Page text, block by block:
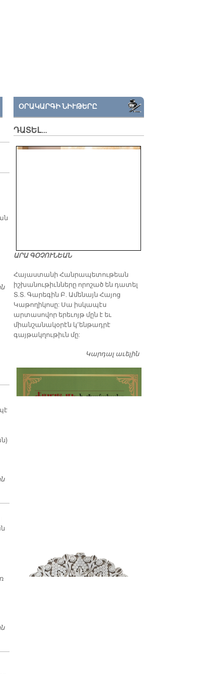
ԵՒՐՈՊԱՀԱՅ ԿԵԱՆՔԷ ՆԵՐՍ ՆՈՐ ՍԵՐՈՒՆԴԸ ՆԵՐԳՐԱՒԵԼՈՒ
ՈՒՂՂԵԱԼ ԾՐԱԳՐԵՐ ԿԸ ՄՇԱԿՈՒԻՆ
ՆՈՐ ԸՆԴՈՒՆԵԼՈՒԹԻՒՆ
ԱՆՍԱԿԱՐԿ, ԼԻԱՐԺԷՔ ԵՒ ՍՐՏԱԲՈՒԽ
ՕՐԱԿԱՐԳԻ ՆԻՒԹԵՐԸ
ԴԱՏԵԼ…
ԱՐԱ ԳՕՉՈՒՆԵԱՆ
​Հայաստանի Հանրապետութեան
իշխանութիւնները որոշած են դատել
Տ.Տ. Գարեգին Բ. Ամենայն Հայոց
Կաթողիկոսը: Սա իսկապէս
արտասովոր երեւոյթ մըն է եւ
միանշանակօրէն կ՚ենթադրէ
գայթակղութիւն մը:
Կարդալ աւելինԴատել…